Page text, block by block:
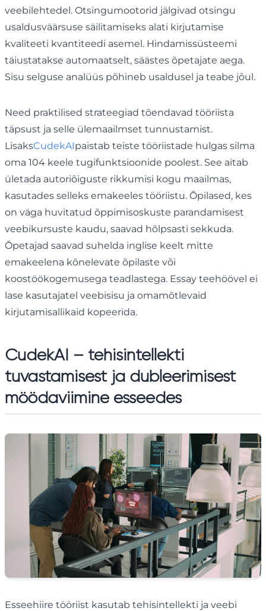
veebilehtedel. Otsingumootorid jälgivad otsingu
usaldusväärsuse säilitamiseks alati kirjutamise
kvaliteeti kvantiteedi asemel. Hindamissüsteemi
täiustatakse automaatselt, säästes õpetajate aega.
Sisu selguse analüüs põhineb usaldusel ja teabe jõul.
Need praktilised strateegiad tõendavad tööriista
täpsust ja selle ülemaailmset tunnustamist.
LisaksCudekAIpaistab teiste tööriistade hulgas silma
oma 104 keele tugifunktsioonide poolest. See aitab
ületada autoriõiguste rikkumisi kogu maailmas,
kasutades selleks emakeeles tööriistu. Õpilased, kes
on väga huvitatud õppimisoskuste parandamisest
veebikursuste kaudu, saavad hõlpsasti sekkuda.
Õpetajad saavad suhelda inglise keelt mitte
emakeelena kõnelevate õpilaste või
koostöökogemusega teadlastega. Essay teehöövel ei
lase kasutajatel veebisisu ja omamõtlevaid
kirjutamisallikaid kopeerida.
CudekAI – tehisintellekti
tuvastamisest ja dubleerimisest
möödaviimine esseedes
Esseehiire tööriist kasutab tehisintellekti ja veebi